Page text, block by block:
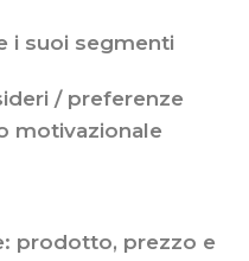
i suoi segmenti
/ preferenze
motivazionale
prodotto, prezzo e